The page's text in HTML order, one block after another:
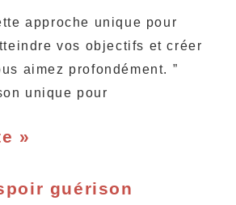
approche unique pour
vos objectifs et créer
aimez profondément. ”
unique pour
»